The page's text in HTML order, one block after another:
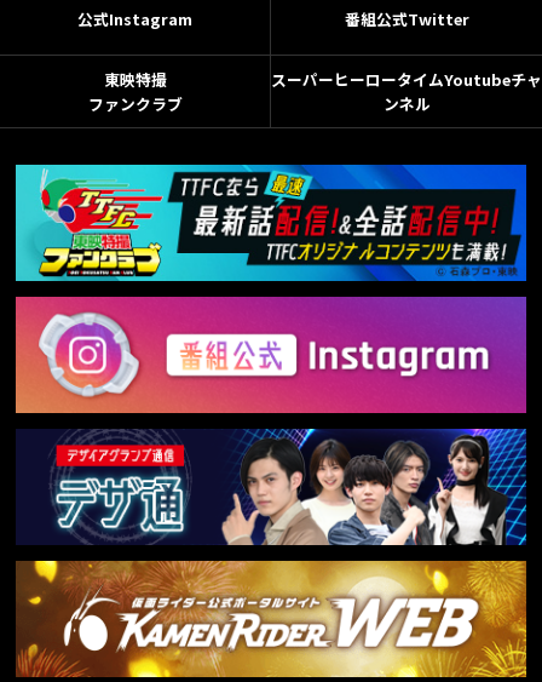
公式Instagram 番組公式Twitter
東映特撮
ファンクラブ
スーパーヒーロータイムYoutubeチャ
ンネル